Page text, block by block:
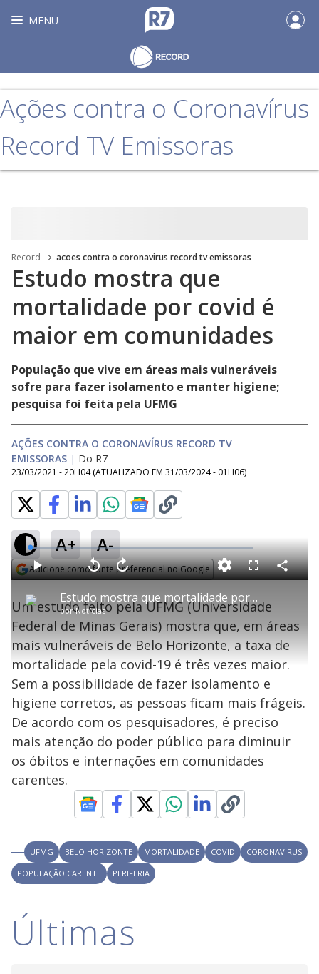
MENU
Ações contra o Coronavírus
Record TV Emissoras
Record acoes contra o coronavirus record tv emissoras
Estudo mostra que
mortalidade por covid é
maior em comunidades
População que vive em áreas mais vulneráveis
sofre para fazer isolamento e manter higiene;
pesquisa foi feita pela UFMG
AÇÕES CONTRA O CORONAVÍRUS RECORD TV
EMISSORAS | Do R7
23/03/2021 - 20H04 (ATUALIZADO EM 31/03/2024 - 01H06)
A+ A-
Adicione como fonte preferencial no Google
P
l
a
y
V
i
d
e
o
Estudo mostra que mortalidade por covid é maior em comunidades
porNotícias
P V
t
a
r
0
e
g
n
d
o
s
A
n
ç
a
r
1
s
e
u
n
o
s
M
u
d
o
L
o
a
d
e
3
.
9
%
F
l
s
c
e
n
C
o
i
l
a
Um estudo feito pela UFMG (Universidade
Federal de Minas Gerais) mostra que, em áreas
mais vulneráveis de Belo Horizonte, a taxa de
mortalidade pela covid-19 é três vezes maior.
Sem a possibilidade de fazer isolamento e
higiene corretos, as pessoas ficam mais frágeis.
De acordo com os pesquisadores, é preciso
mais atenção do poder público para diminuir
os óbitos e internações em comunidades
carentes.
UFMG BELO HORIZONTE MORTALIDADE COVID
CORONAVIRUS
POPULAÇÃO CARENTE
PERIFERIA
Últimas